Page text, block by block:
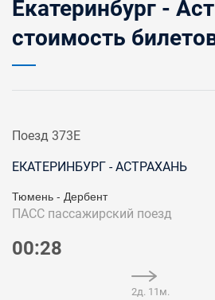
Екатеринбург -
стоимость
Поезд 373Е
ЕКАТЕРИНБУРГ - АСТРАХАНЬ
Тюмень - Дербент
ПАСС пассажирский поезд
00:28
2д. 11м.